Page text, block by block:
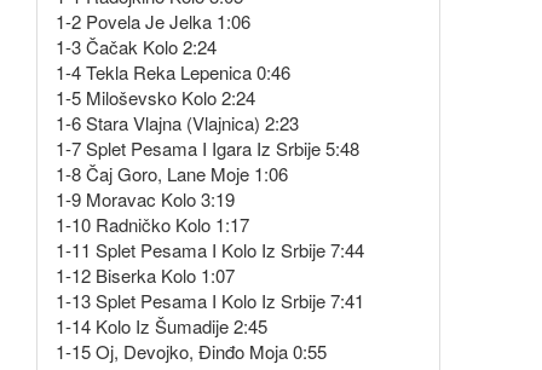
1-2 Povela Je Jelka 1:06
1-3 Čačak Kolo 2:24
1-4 Tekla Reka Lepenica 0:46
1-5 Miloševsko Kolo 2:24
1-6 Stara Vlajna (Vlajnica) 2:23
1-7 Splet Pesama I Igara Iz Srbije 5:48
1-8 Čaj Goro, Lane Moje 1:06
1-9 Moravac Kolo 3:19
1-10 Radničko Kolo 1:17
1-11 Splet Pesama I Kolo Iz Srbije 7:44
1-12 Biserka Kolo 1:07
1-13 Splet Pesama I Kolo Iz Srbije 7:41
1-14 Kolo Iz Šumadije 2:45
1-15 Oj, Devojko, Đinđo Moja 0:55